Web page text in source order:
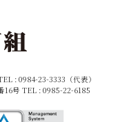
: 0984-23-3333（代表）
16号 TEL : 0985-22-6185